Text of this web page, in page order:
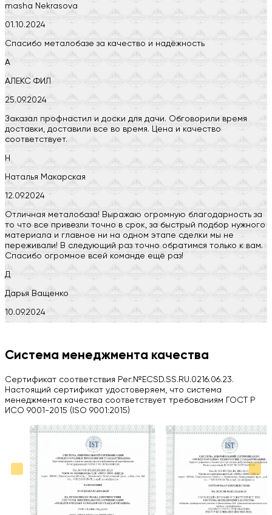
masha Nekrasova
01.10.2024
Спасибо металобазе за качество и надёжность
А
АЛЕКС ФИЛ
25.09.2024
Заказал профнастил и доски для дачи. Обговорили время
доставки, доставили все во время. Цена и качество
соответствует.
Н
Наталья Макарская
12.09.2024
Отличная металобаза! Выражаю огромную благодарность за
то что все привезли точно в срок, за быстрый подбор нужного
материала и главное ни на одном этапе сделки мы не
переживали! В следующий раз точно обратимся только к вам.
Спасибо огромное всей команде ещё раз!
Д
Дарья Ващенко
10.09.2024
H
03.09.2024
Вся работа выполнена в срок. Всем рекомендую
Больше отзывов на Google Maps
Система менеджмента качества
Сертификат соответствия Рег.№ECSD.SS.RU.0216.06.23.
Настоящий сертификат удостоверяем, что система
менеджмента качества соответствует требованиям ГОСТ Р
ИСО 9001-2015 (ISO 9001:2015)